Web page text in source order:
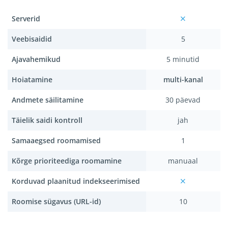
Serverid
Veebisaidid
Ajavahemikud
Hoiatamine
Andmete säilitamine
Täielik saidi kontroll
Samaaegsed roomamised
Kõrge prioriteediga roomamine
Korduvad plaanitud indekseerimised
Roomise sügavus (URL-id)
5
5 minutid
multi-kanal
30 päevad
jah
1
manuaal
10